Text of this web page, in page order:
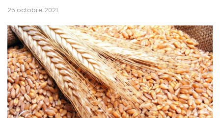
25 octobre 2021